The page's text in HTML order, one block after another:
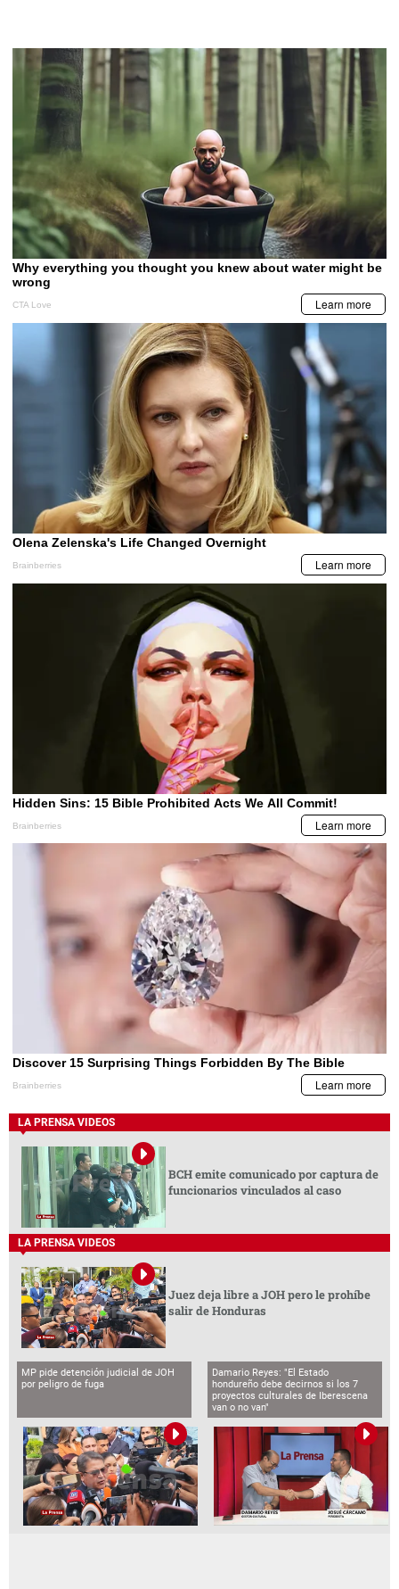
LA PRENSA VIDEOS
BCH emite comunicado por captura de
funcionarios vinculados al caso
LA PRENSA VIDEOS
Juez deja libre a JOH pero le prohíbe
salir de Honduras
MP pide detención judicial de JOH
por peligro de fuga
Damario Reyes: "El Estado
hondureño debe decirnos si los 7
proyectos culturales de Iberescena
van o no van"